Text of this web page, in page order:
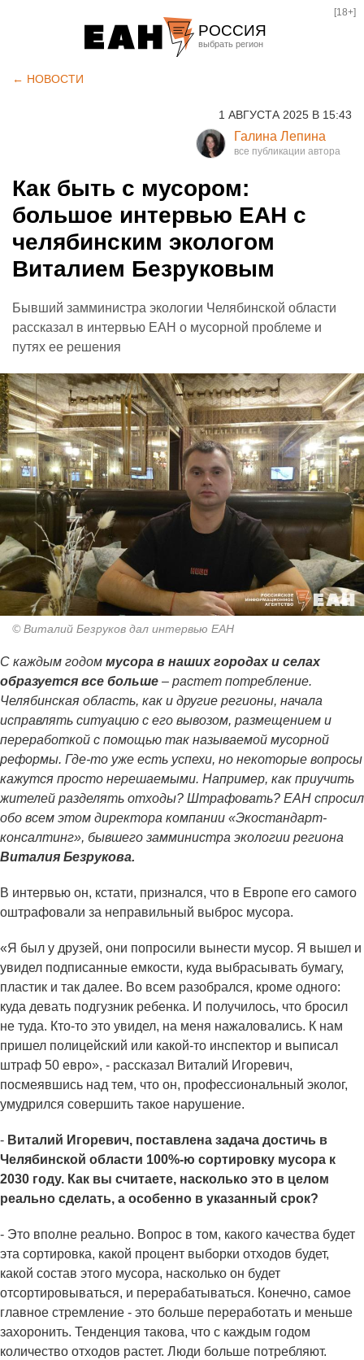
РОССИЯ
Курган
Оренбург
[18+]
← НОВОСТИ
1 АВГУСТА 2025 В 15:43
Галина Лепина
Как быть с мусором:
большое интервью ЕАН с
челябинским экологом
Виталием Безруковым
Бывший замминистра экологии Челябинской области
рассказал в интервью ЕАН о мусорной проблеме и
путях ее решения
© Виталий Безруков дал интервью ЕАН
С каждым годом мусора в наших городах и селах
образуется все больше – растет потребление.
Челябинская область, как и другие регионы, начала
исправлять ситуацию с его вывозом, размещением и
переработкой с помощью так называемой мусорной
реформы. Где-то уже есть успехи, но некоторые вопросы
кажутся просто нерешаемыми. Например, как приучить
жителей разделять отходы? Штрафовать? ЕАН спросил
обо всем этом директора компании «Экостандарт-
консалтинг», бывшего замминистра экологии региона
Виталия Безрукова.
В интервью он, кстати, признался, что в Европе его самого
оштрафовали за неправильный выброс мусора.
«Я был у друзей, они попросили вынести мусор. Я вышел и
увидел подписанные емкости, куда выбрасывать бумагу,
пластик и так далее. Во всем разобрался, кроме одного:
куда девать подгузник ребенка. И получилось, что бросил
не туда. Кто-то это увидел, на меня нажаловались. К нам
пришел полицейский или какой-то инспектор и выписал
штраф 50 евро», - рассказал Виталий Игоревич,
посмеявшись над тем, что он, профессиональный эколог,
умудрился совершить такое нарушение.
- Виталий Игоревич, поставлена задача достичь в
Челябинской области 100%-ю сортировку мусора к
2030 году. Как вы считаете, насколько это в целом
реально сделать, а особенно в указанный срок?
- Это вполне реально. Вопрос в том, какого качества будет
эта сортировка, какой процент выборки отходов будет,
какой состав этого мусора, насколько он будет
отсортировываться, и перерабатываться. Конечно, самое
главное стремление - это больше переработать и меньше
захоронить. Тенденция такова, что с каждым годом
количество отходов растет. Люди больше потребляют.